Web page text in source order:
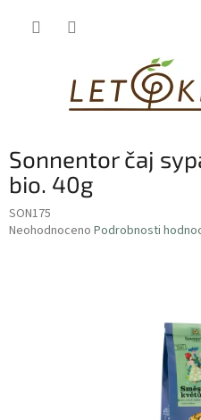
Sonnentor čaj
bio. 40g
SON175
Průměrné
Neohodnoceno Podrobnosti